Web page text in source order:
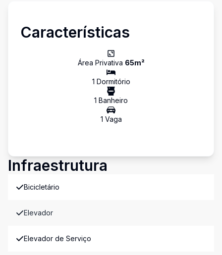
Características
Área Privativa 65m²
1 Dormitório
1 Banheiro
1 Vaga
Infraestrutura
Bicicletário
Elevador
Elevador de Serviço